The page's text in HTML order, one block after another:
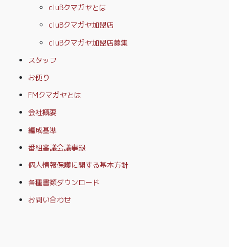
cluBクマガヤとは
cluBクマガヤ加盟店
cluBクマガヤ加盟店募集
スタッフ
お便り
FMクマガヤとは
会社概要
編成基準
番組審議会議事録
個人情報保護に関する基本方針
各種書類ダウンロード
お問い合わせ